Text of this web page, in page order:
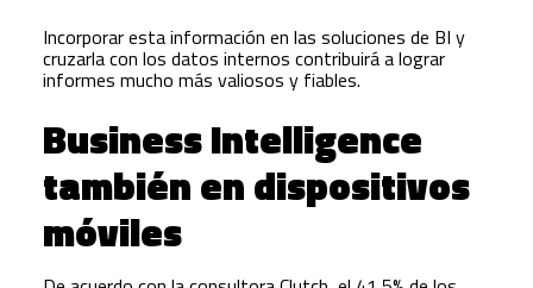
Incorporar esta información en las soluciones de BI y
cruzarla con los datos internos contribuirá a lograr
informes mucho más valiosos y fiables.
Business Intelligence
también en dispositivos
móviles